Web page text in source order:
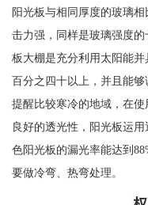
阳光板与相同厚度的玻璃
击力强，同样是玻璃强度
板大棚是充分利用太阳能
百分之四十以上，并且能
提醒比较寒冷的地域，在
良好的透光性，阳光板运
色阳光板的漏光率能达到
要做冷弯、热弯处理。